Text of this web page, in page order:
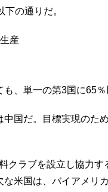
の通りだ。
産
も、単一の第3国に65
国だ。目標実現のた
ラブを設立し協力す
米国は、バイアメリ